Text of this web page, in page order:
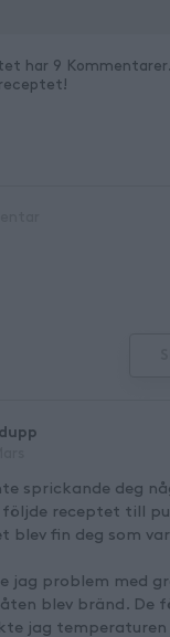
har 9 Kommentarer
!
sprickande deg
följde receptet till
blev fin deg som
jag problem med
blev bränd. De
jag temperaturen